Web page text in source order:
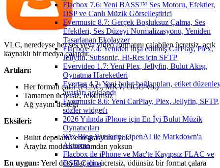
Flacbox 7.6: Yeni BASS™ Ses Motoru, Efektler,
DSP ve Canlı Müzik Görselleştirici
Evermusic 8.7: Gerçek Boşluksuz Çalma, Ses
Efektleri, Ses Düzeyi Normalizasyonu, Yeniden
Tasarlanan Ekolayzer
Flacbox 7.4: Yeniden inşa edilmiş CarPlay, Plex,
Jellyfin, Subsonic, Hi-Res için SFTP
Evervideo 1.7: Yeni Plex, Jellyfin, Bulut Akışı,
Oynatma Hareketleri
Evertag 4.2: Yeni bulut bağlantıları, etiket
ayarları açıklandı
Evermusic 8.6: Yeni CarPlay, Plex, Jellyfin, SFTP,
sözler widget'ı
2026 Yılında iPhone için En İyi Bulut Müzik
Oynatıcıları
Wix Blog Yazılarını OpenAI ile Markdown'a
Aktarma
Flacbox ile iPhone ve Mac'te Kayıpsız FLAC ve
DSD Çalma
VLC, neredeyse her ses veya video formatını çalabilen ücretsiz, açık
kaynaklı bir medya çalardır.
Artıları:
Her formatı çalar (FLAC, MKV, OGG vb.)
Tamamen ücretsiz, reklamsız
Ağ yayını desteği
Eksileri:
Bulut depolama entegrasyonu yok
Arayüz modern tasarımdan yoksun
En uygun: Yerel dosyalar için ücretsiz, ödünsüz bir format çalara